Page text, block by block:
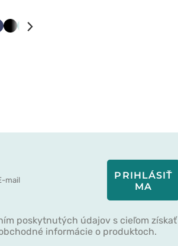
Námornícky
ČiernaZelená
PRIHLÁSIŤ
MA
poskytnutých údajov s cieľom získať
informácie o produktoch.